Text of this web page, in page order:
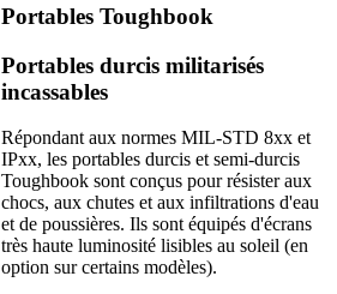
Portables Toughbook
Portables durcis militarisés
incassables
Répondant aux normes MIL-STD 8xx et
IPxx, les portables durcis et semi-durcis
Toughbook sont conçus pour résister aux
chocs, aux chutes et aux infiltrations d'eau
et de poussières. Ils sont équipés d'écrans
très haute luminosité lisibles au soleil (en
option sur certains modèles).